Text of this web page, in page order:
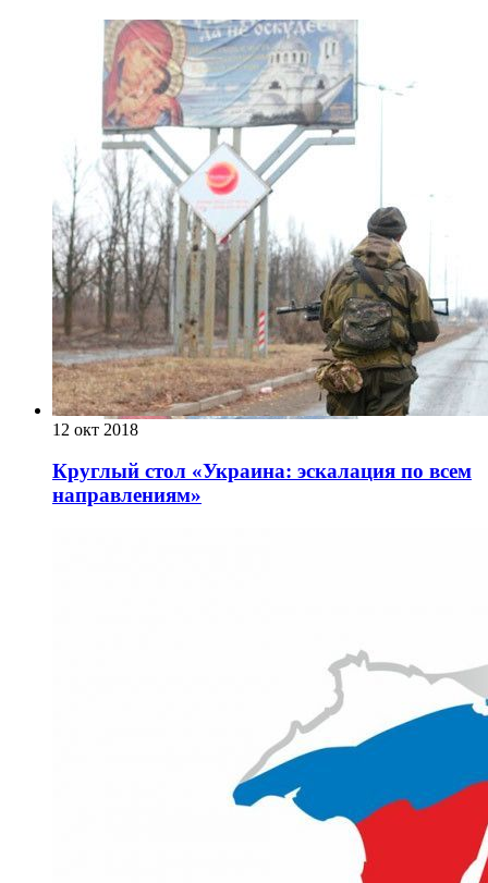
12 окт 2018
Круглый стол «Украина: эскалация по всем
направлениям»